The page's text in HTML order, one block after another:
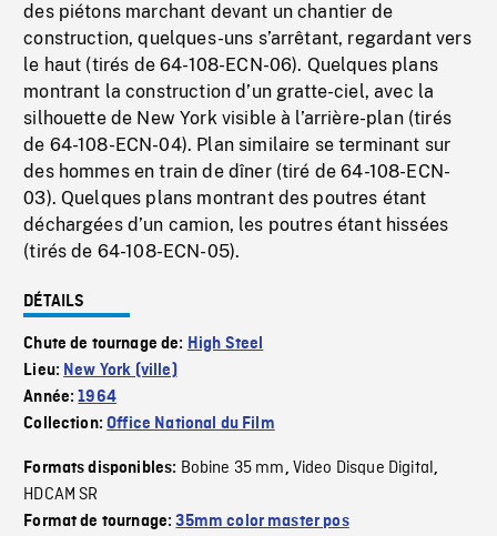
des piétons marchant devant un chantier de
construction, quelques-uns s’arrêtant, regardant vers
le haut (tirés de 64-108-ECN-06). Quelques plans
montrant la construction d’un gratte-ciel, avec la
silhouette de New York visible à l’arrière-plan (tirés
de 64-108-ECN-04). Plan similaire se terminant sur
des hommes en train de dîner (tiré de 64-108-ECN-
03). Quelques plans montrant des poutres étant
déchargées d’un camion, les poutres étant hissées
(tirés de 64-108-ECN-05).
DÉTAILS
Chute de tournage de: High Steel
Lieu: New York (ville)
Année:1964
Collection:Office National du Film
Formats disponibles: Bobine 35 mm, Video Disque Digital,
HDCAM SR
Format de tournage:35mm color master pos